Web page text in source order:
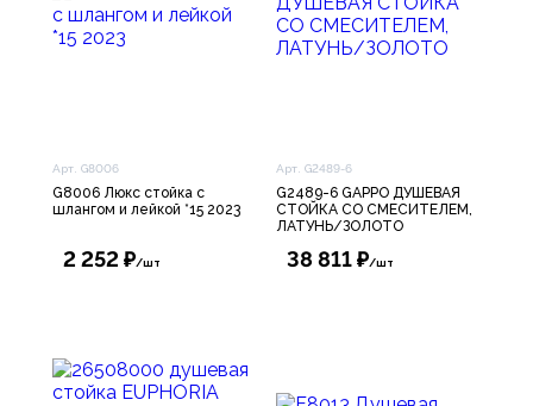
Арт. G8006
G8006 Люкс стойка с
шлангом и лейкой *15 2023
2 252 ₽/шт
Арт. G2489-6
G2489-6 GAPPO ДУШЕВАЯ
СТОЙКА СО СМЕСИТЕЛЕМ,
ЛАТУНЬ/ЗОЛОТО
38 811 ₽/шт